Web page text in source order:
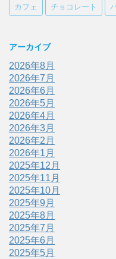
カフェ チョコレート
アーカイブ
2026年8月
2026年7月
2026年6月
2026年5月
2026年4月
2026年3月
2026年2月
2026年1月
2025年12月
2025年11月
2025年10月
2025年9月
2025年8月
2025年7月
2025年6月
2025年5月